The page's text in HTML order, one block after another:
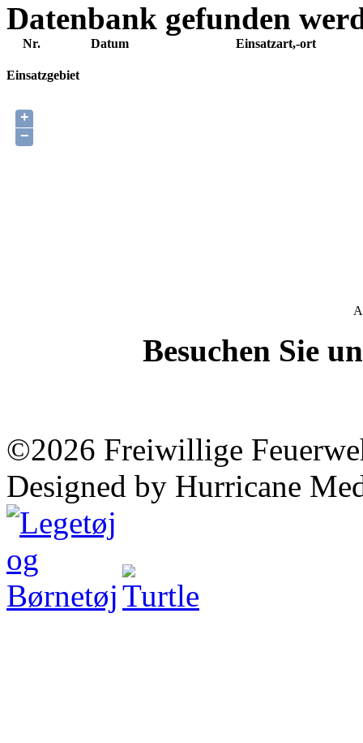
Datenbank gefunden
Nr. Datum Einsatzart,-ort
Einsatzgebiet
+
−
Besuchen Sie
©2026 Freiwillige
Designed by Hurricane